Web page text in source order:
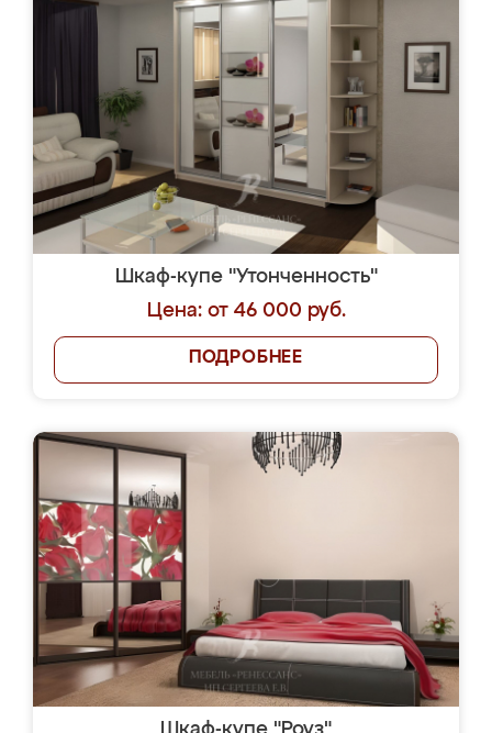
Шкаф-купе "Утонченность"
Цена: от 46 000 руб.
ПОДРОБНЕЕ